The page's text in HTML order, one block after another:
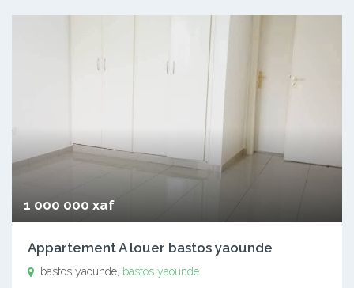
1 000 000 xaf
Appartement A louer bastos yaounde
bastos yaounde, bastos yaounde